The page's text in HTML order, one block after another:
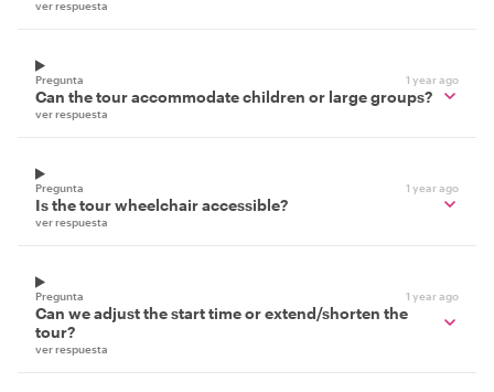
ver respuesta
Pregunta 1 year ago
Can the tour accommodate children or large groups?
ver respuesta
Pregunta 1 year ago
Is the tour wheelchair accessible?
ver respuesta
Pregunta 1 year ago
Can we adjust the start time or extend/shorten the
tour?
ver respuesta